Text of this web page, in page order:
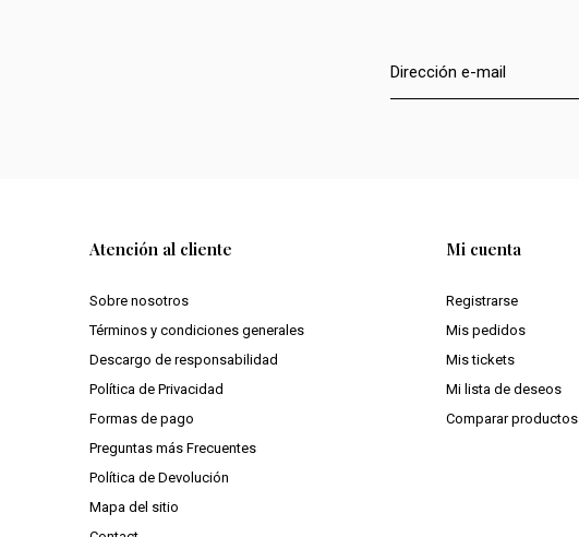
Atención al cliente
Sobre nosotros
Términos y condiciones generales
Descargo de responsabilidad
Política de Privacidad
Formas de pago
Preguntas más Frecuentes
Política de Devolución
Mapa del sitio
Mi cuenta
Registrarse
Mis pedidos
Mis tickets
Mi lista de deseos
Comparar productos